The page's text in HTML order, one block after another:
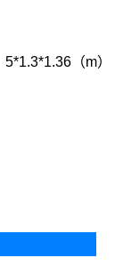
5*1.3*1.36（m）